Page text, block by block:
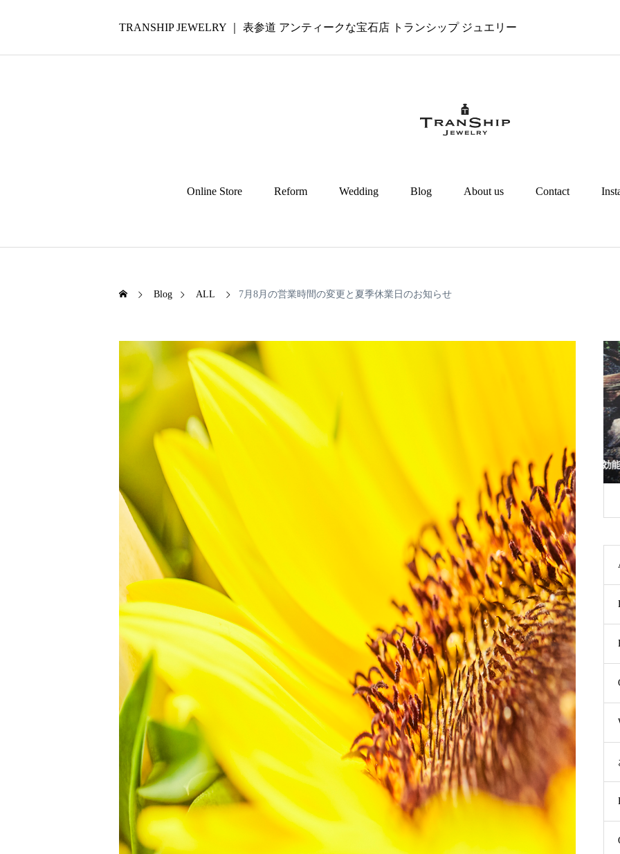
TRANSHIP JEWELRY ｜ 表参道 アンティークな宝石店 トランシップ ジュエリー
Online Store Reform Wedding Blog About us Contact
Blog ALL 7月8月の営業時間の変更と夏季休業日のお知らせ